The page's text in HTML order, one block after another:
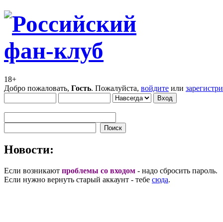
18+
Добро пожаловать, Гость. Пожалуйста, войдите или
Новости:
Если возникают проблемы со входом - надо сбросить пароль.
Если нужно вернуть старый аккаунт - тебе сюда.